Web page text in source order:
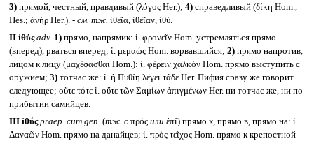
3)прямой, честный, правдивый (λόγος Her.); 4)справедливый (δίκη Hom.,
Hes.; ἀνήρ Her.). - см. тж. ἰθεῖα, ἰθεῖαν, ἰθύ.
II ἰθύς adv. 1)прямо, напрямик: ἰ. φρονεῖν Hom. устремляться прямо
(вперед), рваться вперед; ἰ. μεμαώς Hom. ворвавшийся; 2)прямо напротив,
лицом к лицу (μαχέσασθαι Hom.): ἰ. φέρειν χαλκόν Hom. прямо выступить с
оружием; 3)тотчас же: ἰ. ἡ Πυθίη λέγει τάδε Her. Пифия сразу же говорит
следующее; οὔτε τότε ἰ. οὔτε τῶν Σαμίων ἀπιγμένων Her. ни тотчас же, ни по
прибытии самийцев.
III ἰθύς praep. cum gen. (тж. сπρός или ἐπί) прямо к, прямо в, прямо на: ἰ.
Δαναῶν Hom. прямо на данайцев; ἰ. πρὸς τεῖχος Hom. прямо к крепостной